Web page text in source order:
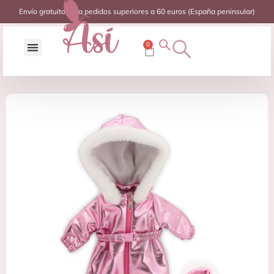
Envío gratuito para pedidos superiores a 60 euros (España peninsular)
0